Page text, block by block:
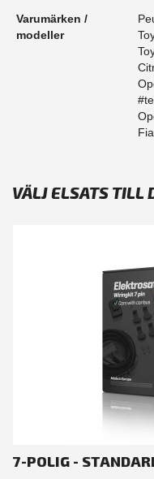
Varumärken /
modeller
VÄLJ ELSATS TILL
7-POLIG -